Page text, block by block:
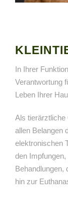
In Ihrer
Verantwortung
Leben Ihrer
Als
allen Belangen
elektronischen
den
Behandlungen,
hin zur